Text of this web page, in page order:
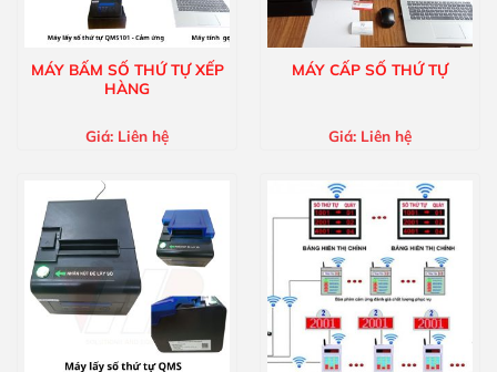
MÁY BẤM SỐ THỨ TỰ XẾP
HÀNG
Giá: Liên hệ
MÁY CẤP SỐ THỨ TỰ
Giá: Liên hệ